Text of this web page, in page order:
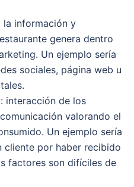
la información y
genera dentro
Un ejemplo sería
sociales, página web u
: interacción de los
valorando el
Un ejemplo sería
cliente por haber recibido
factores son difíciles de